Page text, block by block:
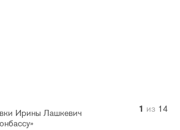
Ирины Лашкевич
1 из 14
2 из 14
3 из 14
4 из 14
5 из 14
6 из 14
7 из 14
8 из 14
9 из 14
10 из 14
11 из 14
12 из 14
13 из 14
14 из 14